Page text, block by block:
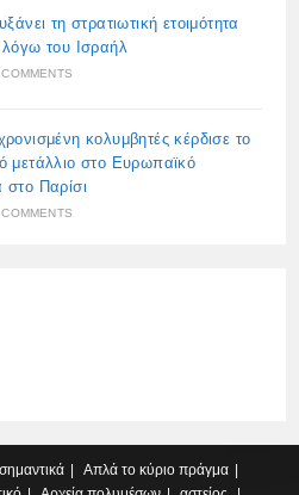
τη στρατιωτική ετοιμότητα
του Ισραήλ
κολυμβητές κέρδισε το
μετάλλιο στο Ευρωπαϊκό
Παρίσι
Απλά το κύριο πράγμα